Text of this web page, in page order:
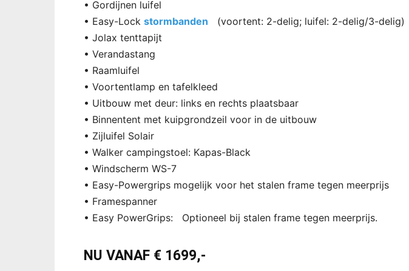
• Gordijnen luifel
• Easy-Lock stormbanden (voortent: 2-delig; luifel: 2-delig/3-delig)
• Jolax tenttapijt
• Verandastang
• Raamluifel
• Voortentlamp en tafelkleed
• Uitbouw met deur: links en rechts plaatsbaar
• Binnentent met kuipgrondzeil voor in de uitbouw
• Zijluifel Solair
• Walker campingstoel: Kapas-Black
• Windscherm WS-7
• Easy-Powergrips mogelijk voor het stalen frame tegen meerprijs
• Framespanner
• Easy PowerGrips: Optioneel bij stalen frame tegen meerprijs.
NU VANAF € 1699,-